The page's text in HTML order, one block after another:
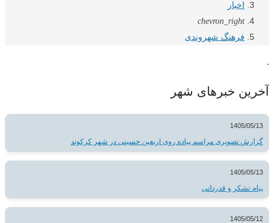
اخبار
chevron_right
فرهنگ شهروندی
.
آخرین خبرهای شهر
1405/05/13
گزارش تصویری مراسم پیاده روی اربعین حسینی در شهر کرکوند
1405/05/13
پیام تشکر و قدردانی
1405/05/12